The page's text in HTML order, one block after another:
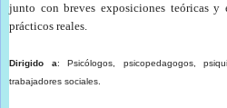
junto con breves exposiciones teóricas
prácticos reales.
Dirigido a: Psicólogos, psicopedagogos,
trabajadores sociales.